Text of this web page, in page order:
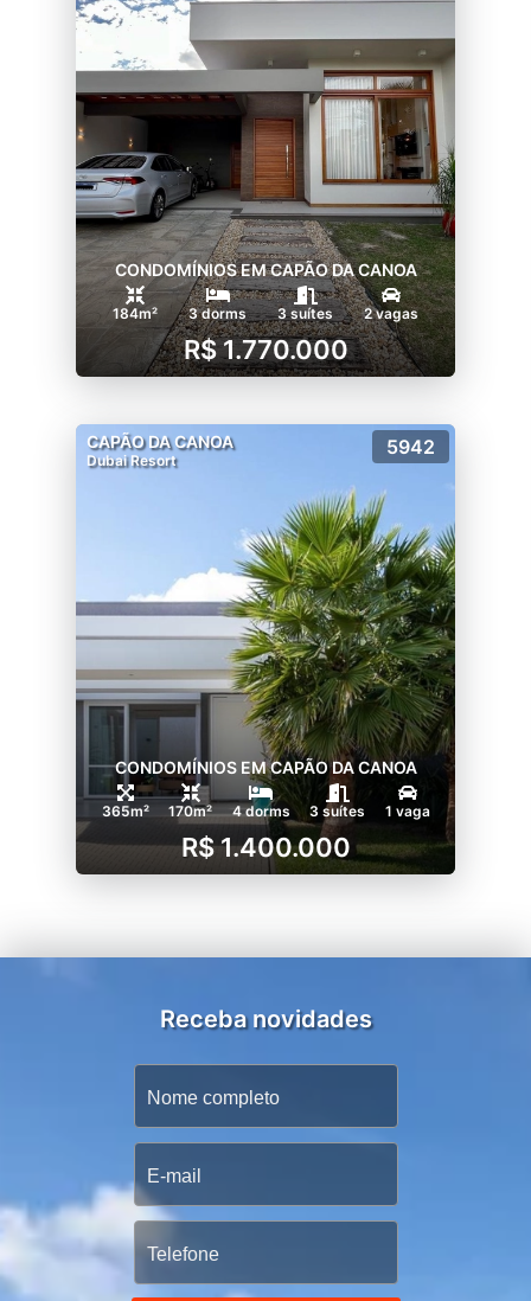
CONDOMÍNIOS EM CAPÃO DA CANOA
184m² 3 dorms 3 suítes 2 vagas
R$ 1.770.000
CAPÃO DA CANOA
Dubai Resort
5942
CONDOMÍNIOS EM CAPÃO DA CANOA
365m² 170m² 4 dorms 3 suítes 1 vaga
R$ 1.400.000
Receba novidades